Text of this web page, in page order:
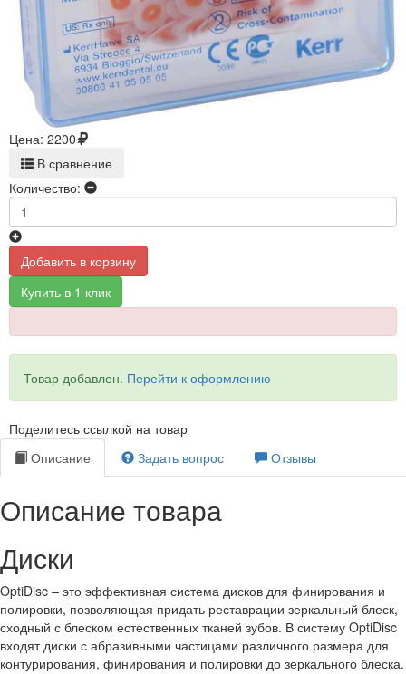
Цена: 2200
В сравнение
Количество:
Добавить в корзину
Купить в 1 клик
Товар добавлен. Перейти к оформлению
Поделитесь ссылкой на товар
Описание
Задать вопрос Отзывы
Описание товара
Диски
OptiDisc – это эффективная система дисков для финирования и
полировки, позволяющая придать реставрации зеркальный блеск,
сходный с блеском естественных тканей зубов. В систему OptiDisc
входят диски с абразивными частицами различного размера для
контурирования, финирования и полировки до зеркального блеска.